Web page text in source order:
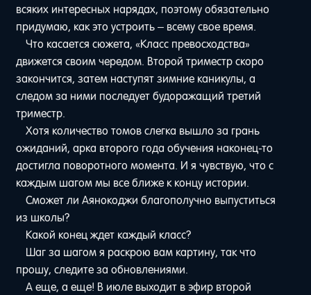
всяких интересных нарядах, поэтому обязательно
придумаю, как это устроить – всему свое время.
Что касается сюжета, «Класс превосходства»
движется своим чередом. Второй триместр скоро
закончится, затем наступят зимние каникулы, а
следом за ними последует будоражащий третий
триместр.
Хотя количество томов слегка вышло за грань
ожиданий, арка второго года обучения наконец-то
достигла поворотного момента. И я чувствую, что с
каждым шагом мы все ближе к концу истории.
Сможет ли Аянокоджи благополучно выпуститься
из школы?
Какой конец ждет каждый класс?
Шаг за шагом я раскрою вам картину, так что
прошу, следите за обновлениями.
А еще, а еще! В июле выходит в эфир второй